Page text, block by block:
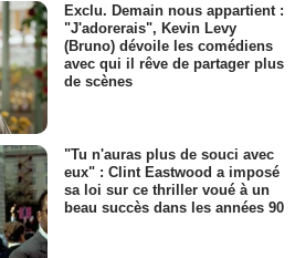
Exclu. Demain nous appartient :
"J'adorerais", Kevin Levy
(Bruno) dévoile les comédiens
avec qui il rêve de partager plus
de scènes
"Tu n'auras plus de souci avec
eux" : Clint Eastwood a imposé
sa loi sur ce thriller voué à un
beau succès dans les années 90